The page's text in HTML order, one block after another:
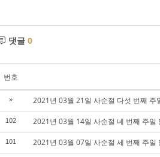
댓글 0
번호
» 2021년 03월 21일 사순절 다섯 번째 주
102 2021년 03월 14일 사순절 네 번째 주일
101 2021년 03월 07일 사순절 세 번째 주일